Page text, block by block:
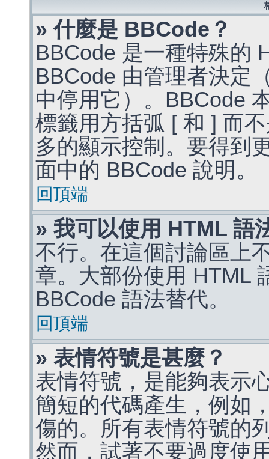
» 什麼是 BBCode？
BBCode 是一種特殊的
BBCode 由管理者決定
中停用它）。BBCode
標籤用方括弧 [ 和 ] 而
多的顯示控制。要得到
面中的 BBCode 說明。
回頂端
» 我可以使用 HTML 語
不行。在這個討論區上
章。大部份使用 HTML
BBCode 語法替代。
回頂端
» 表情符號是甚麼？
表情符號，是能夠表示
簡短的代碼產生，例如
傷的。所有表情符號的
然而，試著不要過度使